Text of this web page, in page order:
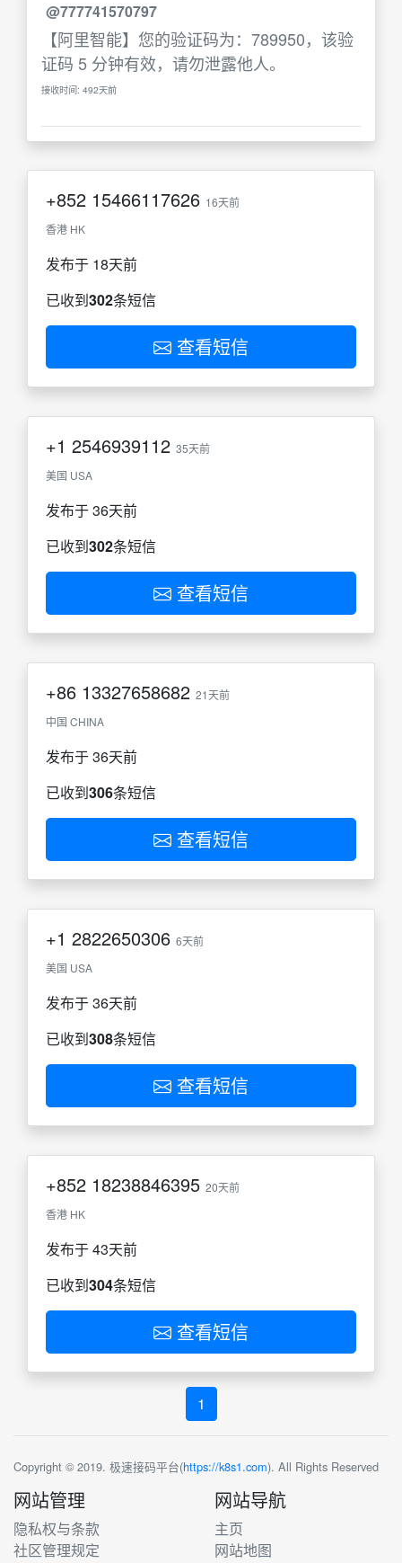
@777741570797
【阿里智能】您的验证码为：789950，该验
证码 5 分钟有效，请勿泄露他人。
接收时间: 492天前
+852 15466117626 16天前
香港 HK
发布于 18天前
已收到302条短信
查看短信
+1 2546939112 35天前
美国 USA
发布于 36天前
已收到302条短信
查看短信
+86 13327658682 21天前
中国 CHINA
发布于 36天前
已收到306条短信
查看短信
+1 2822650306 6天前
美国 USA
发布于 36天前
已收到308条短信
查看短信
+852 18238846395 20天前
香港 HK
发布于 43天前
已收到304条短信
查看短信
1
Copyright © 2019. 极速接码平台(https://k8s1.com). All Rights Reserved
网站管理
隐私权与条款
社区管理规定
网站导航
主页
网站地图